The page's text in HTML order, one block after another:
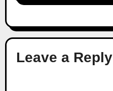
Leave a Reply